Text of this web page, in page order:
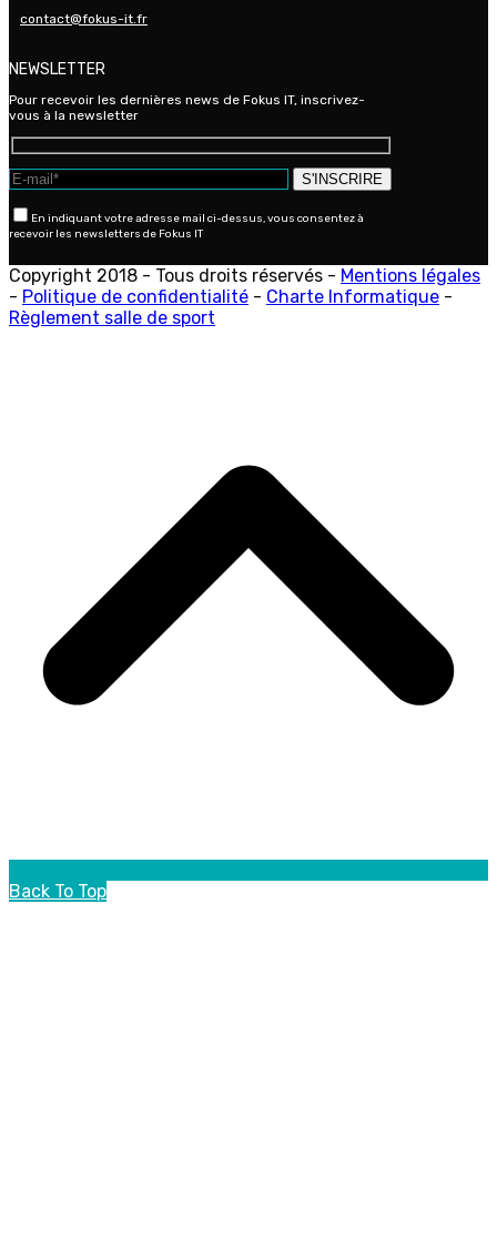
contact@fokus-it.fr
NEWSLETTER
Pour recevoir les dernières news de Fokus IT, inscrivez-
vous à la newsletter
En indiquant votre adresse mail ci-dessus, vous consentez à
recevoir les newsletters de Fokus IT
Copyright 2018 - Tous droits réservés - Mentions légales
- Politique de confidentialité - Charte Informatique -
Règlement salle de sport
Back To Top